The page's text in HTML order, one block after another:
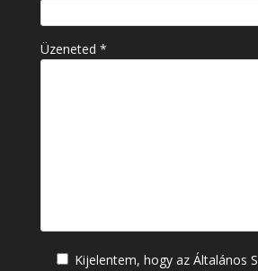
Üzeneted *
Kijelentem, hogy az Általános